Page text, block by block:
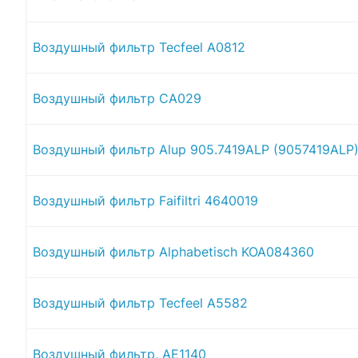
Воздушный фильтр Tecfeel A0812
Воздушный фильтр CA029
Воздушный фильтр Alup 905.7419ALP (9057419ALP)
Воздушный фильтр Faifiltri 4640019
Воздушный фильтр Alphabetisch KOA084360
Воздушный фильтр Tecfeel A5582
Воздушный фильтр, AE1140